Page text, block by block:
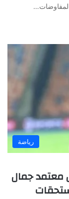
رياضة
جمال